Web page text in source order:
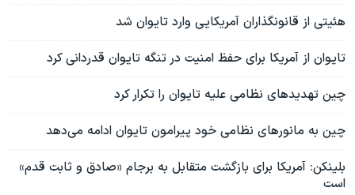
هئیتی از قانونگذاران آمریکایی وارد تایوان شد
تایوان از آمریکا برای حفظ امنیت در تنگه تایوان قدردانی کرد
چین تهدیدهای نظامی علیه تایوان را تکرار کرد
چین به مانورهای نظامی خود پیرامون تایوان ادامه می‌دهد
بلینکن: آمریکا برای بازگشت متقابل به برجام «صادق و ثابت قدم»
است